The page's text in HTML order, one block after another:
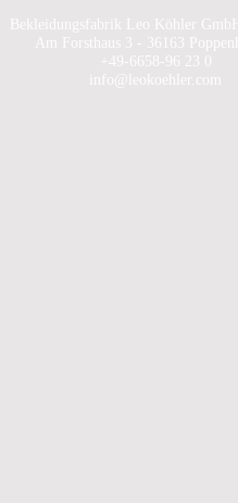
Bekleidungsfabrik Leo Köhler
Am Forsthaus 3 - 36163
+49-6658-96 23 0
info@leokoehler.com